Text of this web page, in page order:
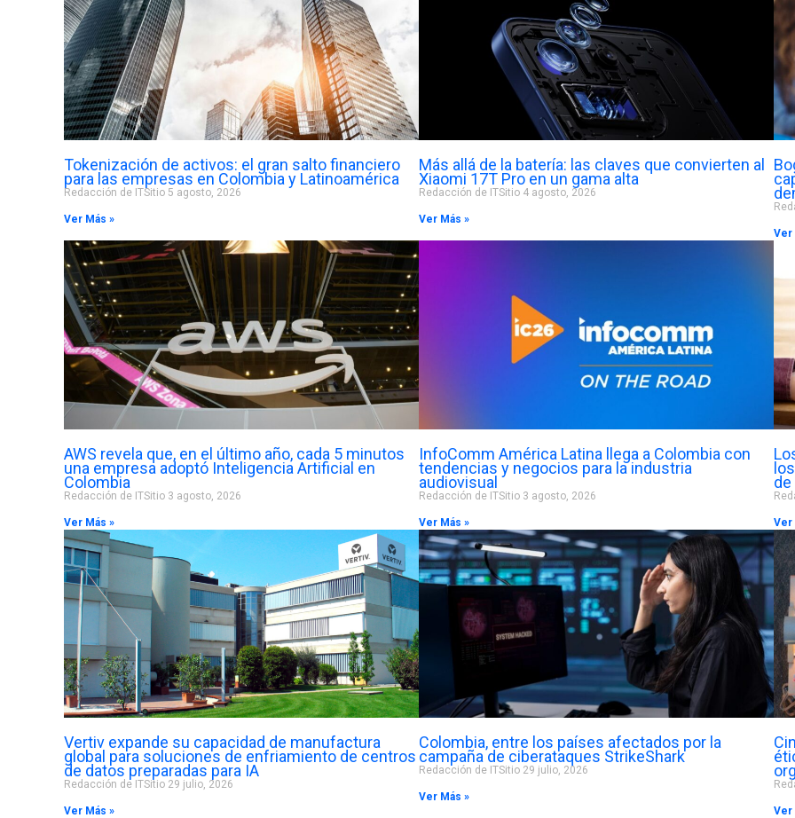
Tokenización de activos: el gran salto financiero
para las empresas en Colombia y Latinoamérica
Redacción de ITSitio 5 agosto, 2026
Ver Más »
Más allá de la batería: las claves que convierten al
Xiaomi 17T Pro en un gama alta
Redacción de ITSitio 4 agosto, 2026
Ver Más »
Ver
AWS revela que, en el último año, cada 5 minutos
una empresa adoptó Inteligencia Artificial en
Colombia
Redacción de ITSitio 3 agosto, 2026
Ver Más »
InfoComm América Latina llega a Colombia con
tendencias y negocios para la industria
audiovisual
Redacción de ITSitio 3 agosto, 2026
Ver Más » Ver
Vertiv expande su capacidad de manufactura
global para soluciones de enfriamiento de centros
de datos preparadas para IA
Redacción de ITSitio 29 julio, 2026
Ver Más »
Colombia, entre los países afectados por la
campaña de ciberataques StrikeShark
Redacción de ITSitio 29 julio, 2026
Ver Más »
Ver